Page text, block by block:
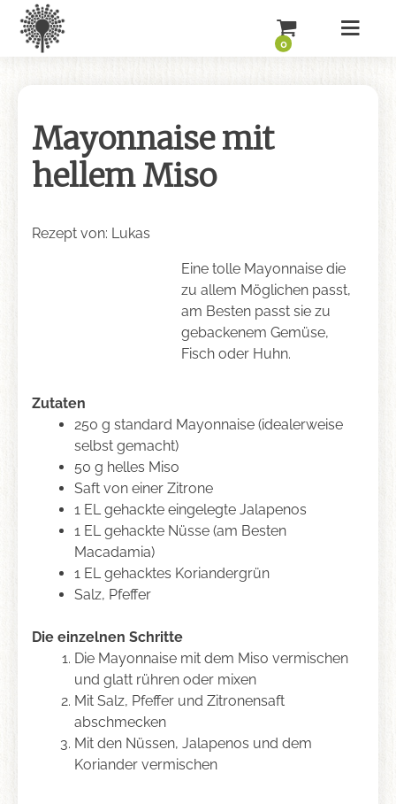
0
Mayonnaise mit
hellem Miso
Rezept von: Lukas
Eine tolle Mayonnaise die
zu allem Möglichen passt,
am Besten passt sie zu
gebackenem Gemüse,
Fisch oder Huhn.
Zutaten
250 g standard Mayonnaise (idealerweise
selbst gemacht)
50 g helles Miso
Saft von einer Zitrone
1 EL gehackte eingelegte Jalapenos
1 EL gehackte Nüsse (am Besten
Macadamia)
1 EL gehacktes Koriandergrün
Salz, Pfeffer
Die einzelnen Schritte
Die Mayonnaise mit dem Miso vermischen
und glatt rühren oder mixen
Mit Salz, Pfeffer und Zitronensaft
abschmecken
Mit den Nüssen, Jalapenos und dem
Koriander vermischen